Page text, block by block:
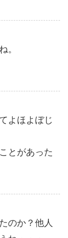
。
よほよぼじ
とがあった
のか？他人